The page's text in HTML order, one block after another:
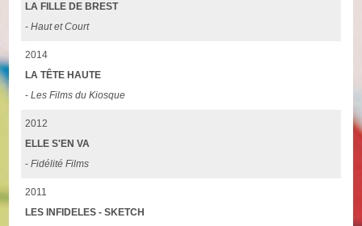
LA FILLE DE BREST
-Haut et Court
2014
LA TÊTE HAUTE
-Les Films du Kiosque
2012
ELLE S'EN VA
-Fidélité Films
2011
LES INFIDELES - SKETCH